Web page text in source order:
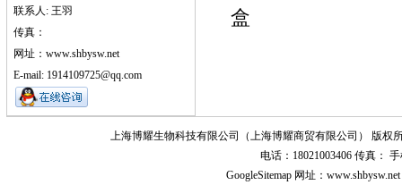
联系人: 王羽
传真：
网址：www.shbysw.net
E-mail: 1914109725@qq.com
盒
上海博耀生物科技有限公司（上海博耀商贸有限公司） 版权
电话：18021003406 传真：
GoogleSitemap 网址：